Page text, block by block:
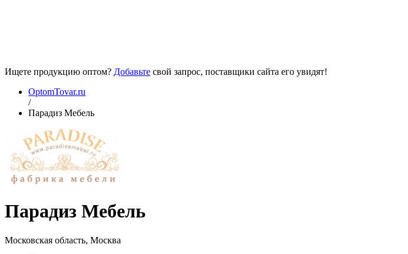
Ищете продукцию оптом? Добавьте свой запрос, поставщики сайта его увидят!
OptomTovar.ru
/
Парадиз Мебель
Парадиз Мебель
Московская область, Москва